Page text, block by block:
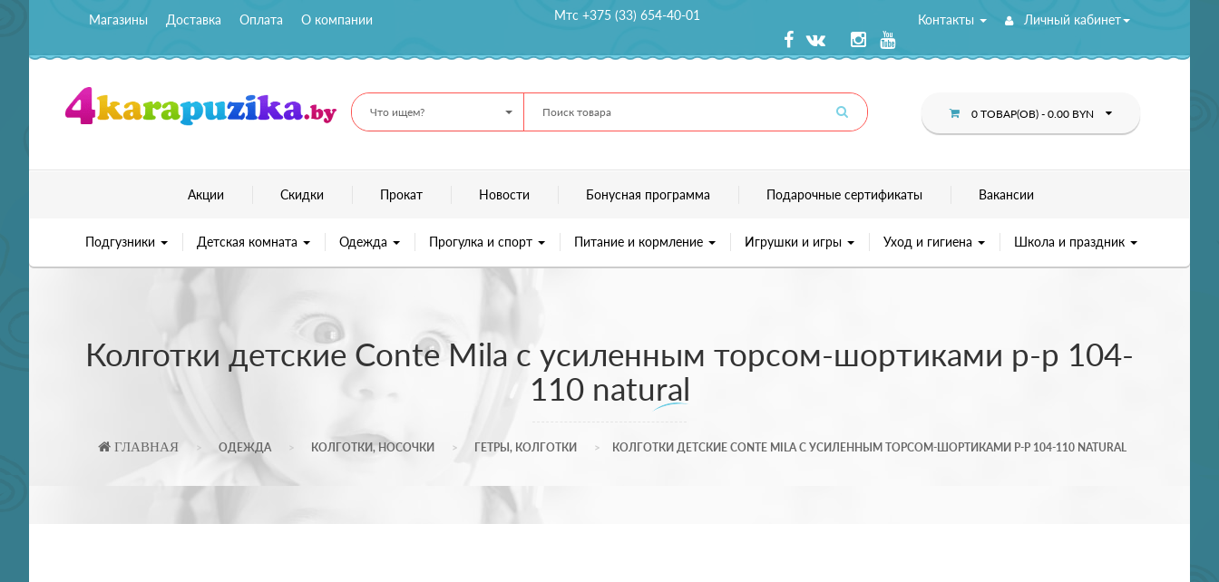
Магазины Доставка Оплата О компании Мтс +375 (33) 654-40-01 Контакты Личный кабинет
Что ищем? 0 ТОВАР(ОВ) - 0.00 BYN
Акции Скидки Прокат Новости Бонусная программа Подарочные сертификаты Вакансии
Подгузники Детская комната Одежда Прогулка и спорт Питание и кормление Игрушки и игры Уход и гигиена Школа и праздник
Колготки детские Conte Mila с усиленным торсом-шортиками р-р 104-
110 natural
ГЛАВНАЯ ОДЕЖДА КОЛГОТКИ, НОСОЧКИ ГЕТРЫ, КОЛГОТКИ КОЛГОТКИ ДЕТСКИЕ CONTE MILA С УСИЛЕННЫМ ТОРСОМ-ШОРТИКАМИ Р-Р 104-110 NATURAL